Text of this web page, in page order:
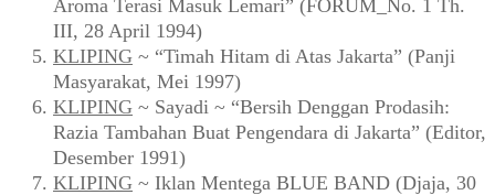
Aroma Terasi Masuk Lemari” (FORUM_No. 1 Th.
III, 28 April 1994)
KLIPING ~ “Timah Hitam di Atas Jakarta” (Panji
Masyarakat, Mei 1997)
KLIPING ~ Sayadi ~ “Bersih Denggan Prodasih:
Razia Tambahan Buat Pengendara di Jakarta” (Editor,
Desember 1991)
KLIPING ~ Iklan Mentega BLUE BAND (Djaja, 30